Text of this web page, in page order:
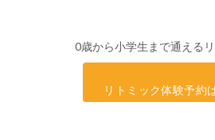
0歳から小学生まで通える
リトミック体験予約